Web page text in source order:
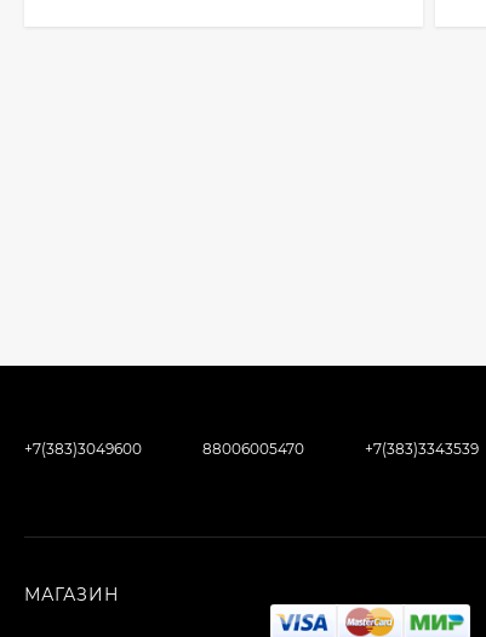
+7(383)3049600 88006005470 +7(383)3343539
МАГАЗИН